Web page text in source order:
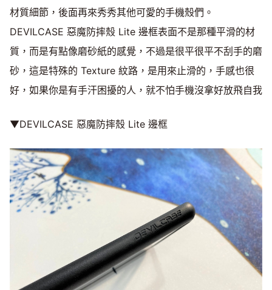
材質細節，後面再來秀秀其他可愛的手機殼們。
DEVILCASE 惡魔防摔殼 Lite 邊框表面不是那種平滑的材
質，而是有點像磨砂紙的感覺，不過是很平很平不刮手的磨
砂，這是特殊的 Texture 紋路，是用來止滑的，手感也很
好，如果你是有手汗困擾的人，就不怕手機沒拿好放飛自我
▼DEVILCASE 惡魔防摔殼 Lite 邊框